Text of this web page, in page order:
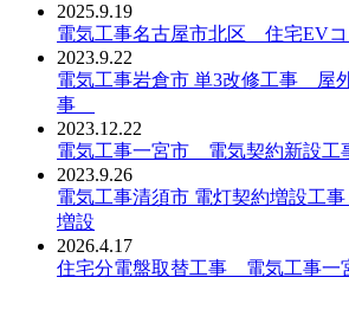
2025.9.19
電気工事名古屋市北区 住宅EV
2023.9.22
電気工事岩倉市 単3改修工事 屋
事
2023.12.22
電気工事一宮市 電気契約新設
2023.9.26
電気工事清須市 電灯契約増設工
増設
2026.4.17
住宅分電盤取替工事 電気工事一